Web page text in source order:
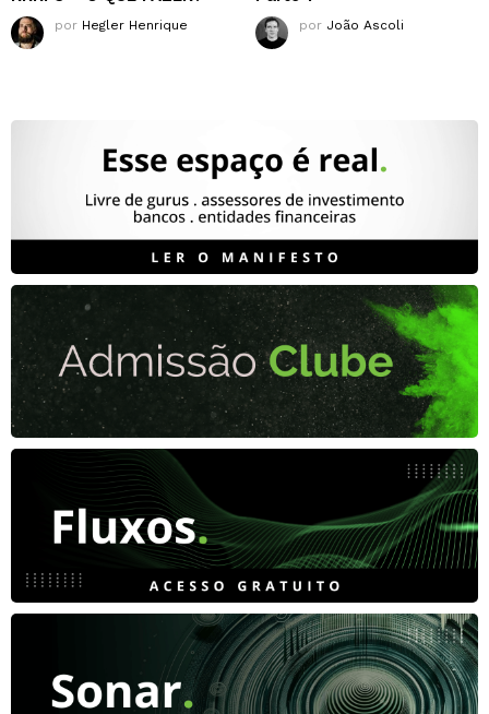
por Hegler Henrique por João Ascoli